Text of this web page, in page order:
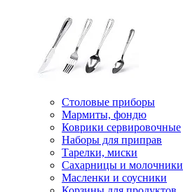
Столовые приборы
Мармиты, фондю
Коврики сервировочные
Наборы для приправ
Тарелки, миски
Сахарницы и молочники
Масленки и соусники